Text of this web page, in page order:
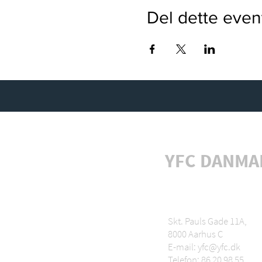
Del dette
YFC
Skt. Pauls Gade 11A,
8000 Aarhus C
E-mail: yfc@yfc.dk
Telefon: 86 20 98 55